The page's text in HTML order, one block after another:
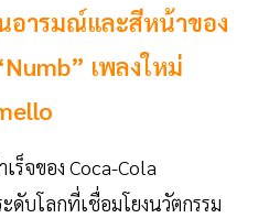
อารมณ์และสีหน้าของ
เพลงใหม่
ร็จของ Coca-Cola
บโลกที่เชื่อมโยงนวัตกรรม